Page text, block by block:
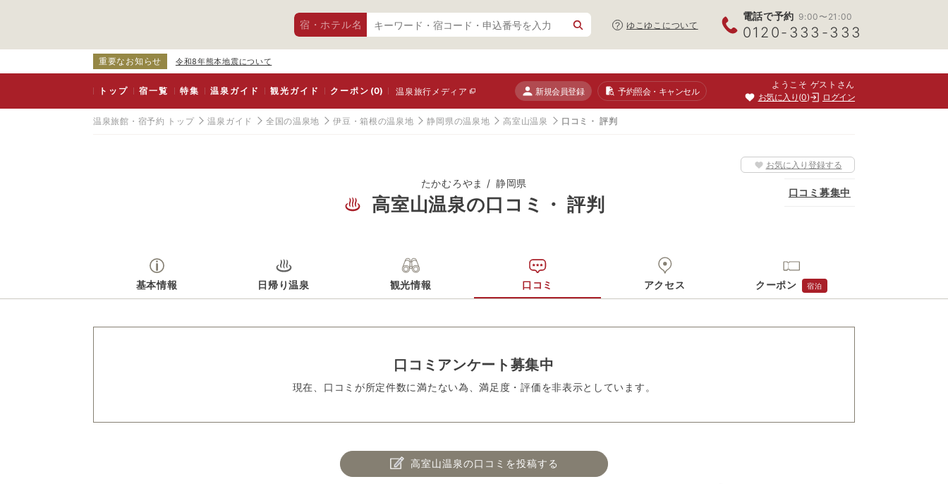
宿・ホテル名 ゆこゆこについて
電話で予約 9:00〜21:00
0120-333-333
重要なお知らせ 令和8年熊本地震について
トップ 宿一覧 特集 温泉ガイド 観光ガイド クーポン(0) 温泉旅行メディア 新規会員登録 予約照会・キャンセル
ようこそ ゲストさん
お気に入り 0 ログイン
温泉旅館・宿予約 トップ 温泉ガイド 全国の温泉地 伊豆・箱根の温泉地 静岡県の温泉地 高室山温泉 口コミ・ 評判
たかむろやま 静岡県
高室山温泉の口コミ・ 評判
お気に入り登録する
口コミ募集中
基本情報 日帰り温泉 観光情報 口コミ アクセス クーポン 宿泊
口コミアンケート募集中
現在、口コミが所定件数に満たない為、満足度・評価を非表示としています。
高室山温泉の口コミを投稿する